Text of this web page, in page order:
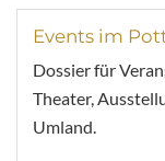
Events im
Dossier für
Theater,
Umland.